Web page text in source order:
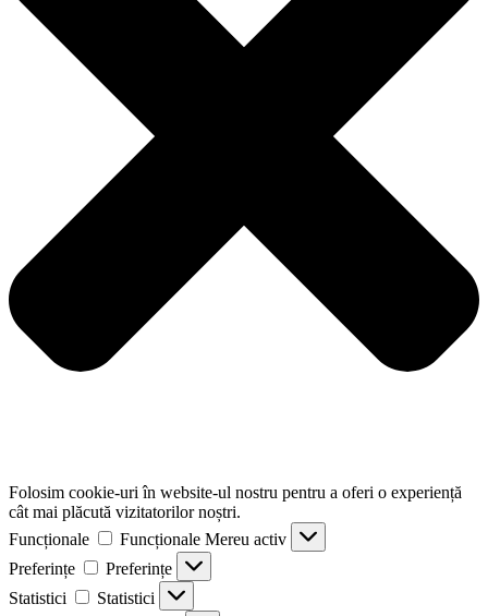
Folosim cookie-uri în website-ul nostru pentru a oferi o experiență
cât mai plăcută vizitatorilor noștri.
Funcționale
Funcționale Mereu activ
Preferințe
Preferințe
Statistici
Statistici